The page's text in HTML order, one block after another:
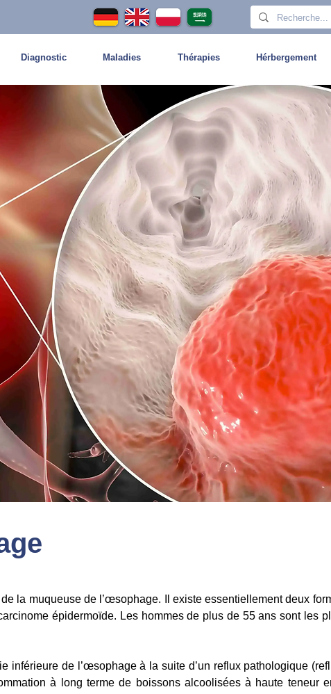
Diagnostic Maladies Thérapies Hérbergement
la muqueuse de l’œsophage. Il existe essentiellement deux
épidermoïde. Les hommes de plus de 55 ans sont les
inférieure de l’œsophage à la suite d’un reflux pathologique
à long terme de boissons alcoolisées à haute teneur